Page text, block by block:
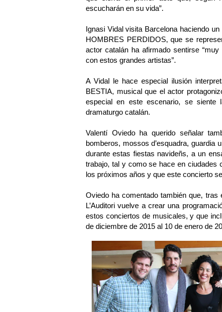
escucharán en su vida”.
Ignasi Vidal visita Barcelona haciendo
HOMBRES PERDIDOS, que se
actor catalán ha afirmado sentirse
con estos grandes artistas”.
A Vidal le hace especial ilusión
BESTIA, musical que el actor
especial en este escenario, se
dramaturgo catalán.
Valentí Oviedo ha querido señalar
bomberos, mossos d’esquadra, guardia
durante estas fiestas navideñs, a un
trabajo, tal y como se hace en ciudades
los próximos años y que este concierto
Oviedo ha comentado también que,
L’Auditori vuelve a crear una
estos conciertos de musicales, y que
de diciembre de 2015 al 10 de enero de